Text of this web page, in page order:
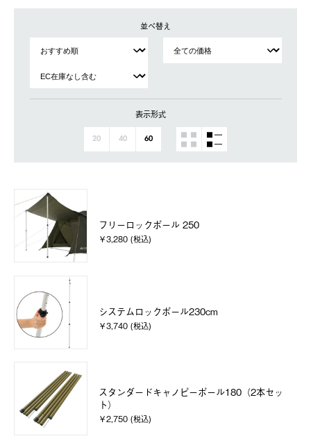
並べ替え
表示形式
20 40 60
フリーロックポール 250
￥3,280 (税込)
システムロックポール230cm
￥3,740 (税込)
スタンダードキャノピーポール180（2本セッ
ト）
￥2,750 (税込)